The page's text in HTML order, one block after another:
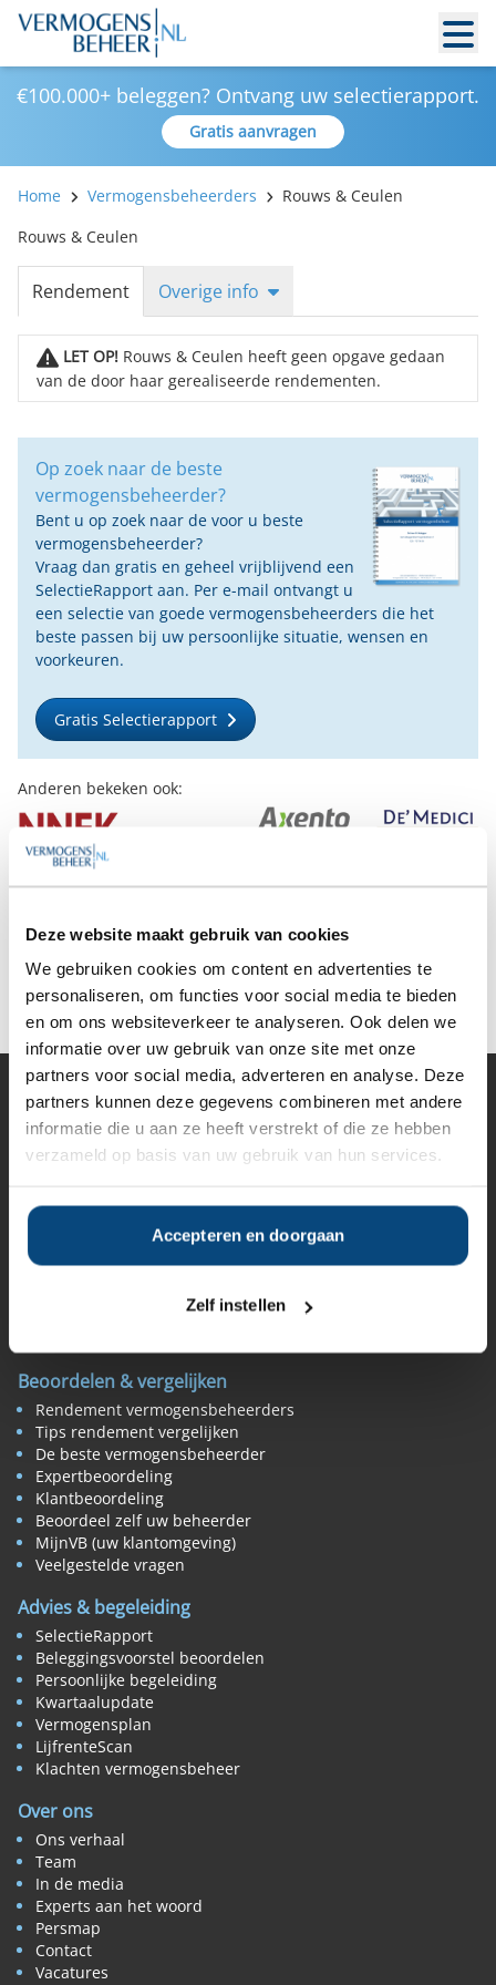
Deze website maakt gebruik van cookies
We gebruiken cookies om content en advertenties te
personaliseren, om functies voor social media te bieden
en om ons websiteverkeer te analyseren. Ook delen we
informatie over uw gebruik van onze site met onze
partners voor social media, adverteren en analyse. Deze
partners kunnen deze gegevens combineren met andere
informatie die u aan ze heeft verstrekt of die ze hebben
verzameld op basis van uw gebruik van hun services.
Accepteren en doorgaan
Zelf instellen
€100.000+ beleggen? Ontvang uw selectierapport.
Gratis aanvragen
Home Vermogensbeheerders
Rouws & Ceulen
Rouws & Ceulen
Rendement Overige info
LET OP! Rouws & Ceulen heeft geen opgave gedaan
van de door haar gerealiseerde rendementen.
Op zoek naar de beste
vermogensbeheerder?
Bent u op zoek naar de voor u beste
vermogensbeheerder?
Vraag dan gratis en geheel vrijblijvend een
SelectieRapport aan. Per e-mail ontvangt u
een selectie van goede vermogensbeheerders die het
beste passen bij uw persoonlijke situatie, wensen en
voorkeuren.
Gratis Selectierapport
Anderen bekeken ook:
Vanaf €100
€15.000
€10.000
Deel op Facebook
Deel op X
Deel op LinkedIn
Vermogensbeheer
Alle vermogensbeheerders in Nederland
Private banks
Zelfstandige vermogensbeheerders
Online vermogensbeheerders
Niet meer actieve beheerders
Belangenverenigingen
Beoordelen & vergelijken
Rendement vermogensbeheerders
Tips rendement vergelijken
De beste vermogensbeheerder
Expertbeoordeling
Klantbeoordeling
Beoordeel zelf uw beheerder
MijnVB (uw klantomgeving)
Veelgestelde vragen
Advies & begeleiding
SelectieRapport
Beleggingsvoorstel beoordelen
Persoonlijke begeleiding
Kwartaalupdate
Vermogensplan
LijfrenteScan
Klachten vermogensbeheer
Over ons
Ons verhaal
Team
In de media
Experts aan het woord
Persmap
Contact
Vacatures